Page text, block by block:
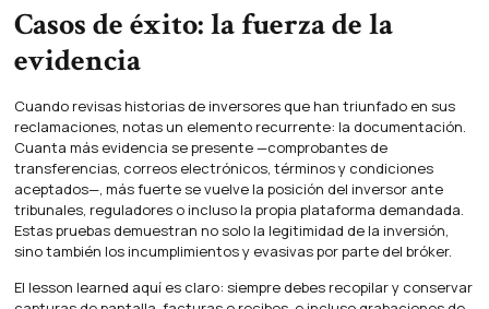
Casos de éxito: la fuerza de la
evidencia
Cuando revisas historias de inversores que han triunfado en sus
reclamaciones, notas un elemento recurrente: la documentación.
Cuanta más evidencia se presente —comprobantes de
transferencias, correos electrónicos, términos y condiciones
aceptados—, más fuerte se vuelve la posición del inversor ante
tribunales, reguladores o incluso la propia plataforma demandada.
Estas pruebas demuestran no solo la legitimidad de la inversión,
sino también los incumplimientos y evasivas por parte del bróker.
El lesson learned aquí es claro: siempre debes recopilar y conservar